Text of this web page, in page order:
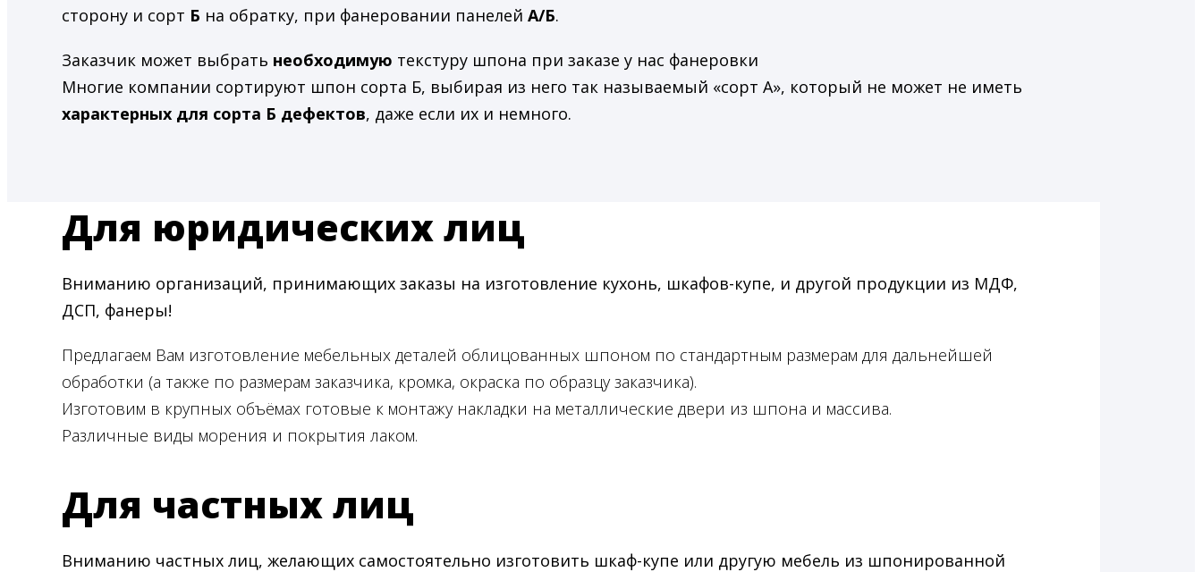
сторону и сорт Б на обратку, при фанеровании панелей А/Б.
Заказчик может выбрать необходимую текстуру шпона при заказе у нас фанеровки
Многие компании сортируют шпон сорта Б, выбирая из него так называемый «сорт А», который не может не иметь
характерных для сорта Б дефектов, даже если их и немного.
Для юридических лиц
Вниманию организаций, принимающих заказы на изготовление кухонь, шкафов-купе, и другой продукции из МДФ,
ДСП, фанеры!
Предлагаем Вам изготовление мебельных деталей облицованных шпоном по стандартным размерам для дальнейшей
обработки (а также по размерам заказчика, кромка, окраска по образцу заказчика).
Изготовим в крупных объёмах готовые к монтажу накладки на металлические двери из шпона и массива.
Различные виды морения и покрытия лаком.
Для частных лиц
Вниманию частных лиц, желающих самостоятельно изготовить шкаф-купе или другую мебель из шпонированной